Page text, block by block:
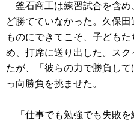
釜石商工は練習試合を含め
ど勝てていなかった。久保
ものにできてこそ、子ども
め、打席に送り出した。ス
たが、「彼らの力で勝負し
っ向勝負を挑ませた。
「仕事でも勉強でも失敗を